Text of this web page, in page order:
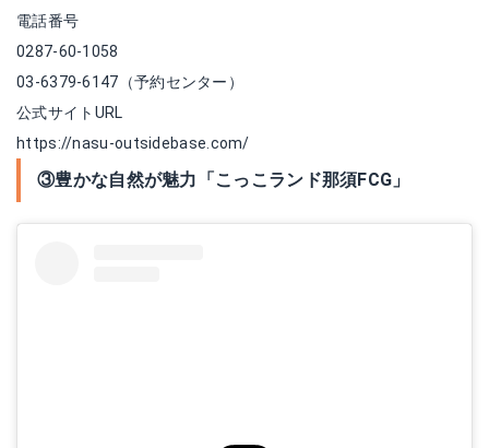
電話番号
0287-60-1058
03-6379-6147（予約センター）
公式サイトURL
https://nasu-outsidebase.com/
③豊かな自然が魅力「こっこランド那須FCG」